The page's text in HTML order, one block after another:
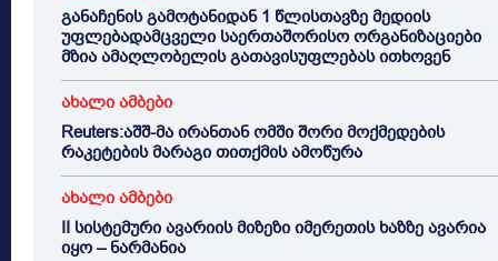
განაჩენის გამოტანიდან 1 წლისთავზე მედიის
უფლებადამცველი საერთაშორისო ორგანიზაციები
მზია ამაღლობელის გათავისუფლებას ითხოვენ
ახალი ამბები
Reuters:აშშ-მა ირანთან ომში შორი მოქმედების
რაკეტების მარაგი თითქმის ამოწურა
ახალი ამბები
II სისტემური ავარიის მიზეზი იმერეთის ხაზზე ავარია
იყო – ნარმანია